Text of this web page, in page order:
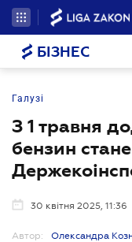
БІЗНЕС
Галузі
З 1 травня
бензин
30 квітня 2025, 11:36
Автор: Олександра